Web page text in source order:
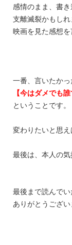
感情のまま、書
支離滅裂かもしれ
映画を見た感想を
一番、言いたか
【今はダメでも
ということです。
変わりたいと思え
最後は、本人の気
最後まで読んでい
ありがとうござい